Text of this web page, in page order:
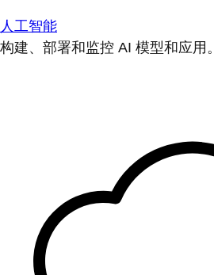
人工智能
构建、部署和监控 AI 模型和应用。